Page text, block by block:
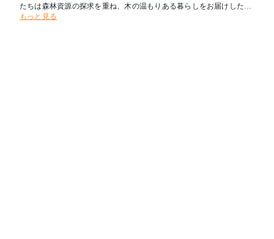
たちは森林資源の探求を重ね、木の温もりある暮らしをお届けしたい
と考えます。新たな創造を可能とし、その魅力を求めて人々が集う場
もっと見る